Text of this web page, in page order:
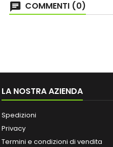
COMMENTI (0)
LA NOSTRA AZIENDA
Spedizioni
Privacy
Termini e condizioni di vendita